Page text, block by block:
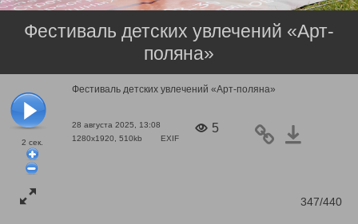
2 сек.
Фестиваль детских увлечений «Арт-поляна»
28 августа 2025, 13:08
1280x1920, 510kb
EXIF
5
347/440
Фестиваль детских увлечений «Арт-
поляна»